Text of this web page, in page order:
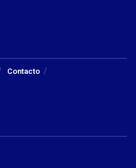
Contacto